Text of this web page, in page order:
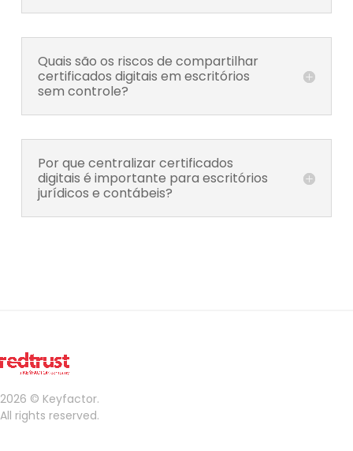
Quais são os riscos de compartilhar
certificados digitais em escritórios
sem controle?
Por que centralizar certificados
digitais é importante para escritórios
jurídicos e contábeis?
2026 © Keyfactor.
All rights reserved.